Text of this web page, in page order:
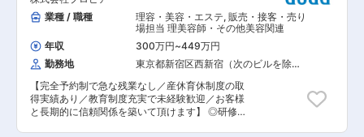
現。 ・KPIマネジメント ・予算管理 （2）人事戦
略の策定・実行 ・ドクターキャリアパス設計：日
本最大級のドクター在籍数を誇るグループにおい
て、中長期的なエンゲージメントを高めるための
キャリアパス制度の設計。 ・人的資本の最適化：
ドクターの採用・配置・評価を通じた、事業成長
に直結する人事戦略の立案。 （3）ガバナンス推
進 ・重要会議のコントロール：取締役会・経営会
議等の運営、および重要意思決定のプロセス管
理。 （4）AI活用推進・社内AIプロジェクトのリ
業種 / 職種
理容・美容・エステ, 販売・接客・売り
場担当 理美容師・その他美容関連
年収
300万円~449万円
勤務地
東京都新宿区西新宿（次のビルを除
【完全予約制で急な残業なし／産休育休制度の取
得実績あり／教育制度充実で未経験歓迎／お客様
と長期的に信頼関係を築いて頂けます】 ◎研修制